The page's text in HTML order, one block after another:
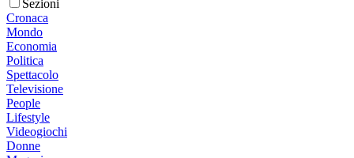
Sezioni
Cronaca
Mondo
Economia
Politica
Spettacolo
Televisione
People
Lifestyle
Videogiochi
Donne